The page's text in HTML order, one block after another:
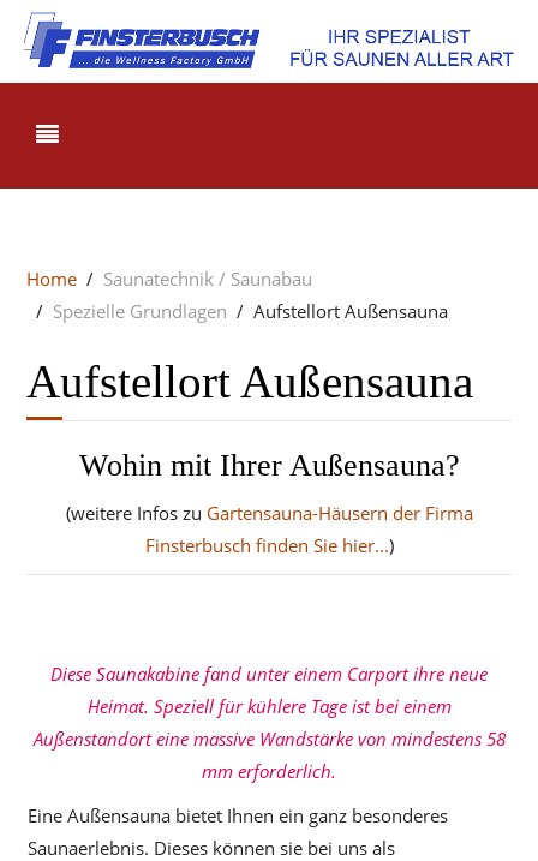
Home
Saunatechnik / Saunabau
Spezielle Grundlagen
Aufstellort Außensauna
Aufstellort Außensauna
Wohin mit Ihrer Außensauna?
(weitere Infos zu Gartensauna-Häusern der Firma
Finsterbusch finden Sie hier...)
Diese Saunakabine fand unter einem Carport ihre neue
Heimat. Speziell für kühlere Tage ist bei einem
Außenstandort eine massive Wandstärke von mindestens 58
mm erforderlich.
Eine Außensauna bietet Ihnen ein ganz besonderes
Saunaerlebnis. Dieses können sie bei uns als